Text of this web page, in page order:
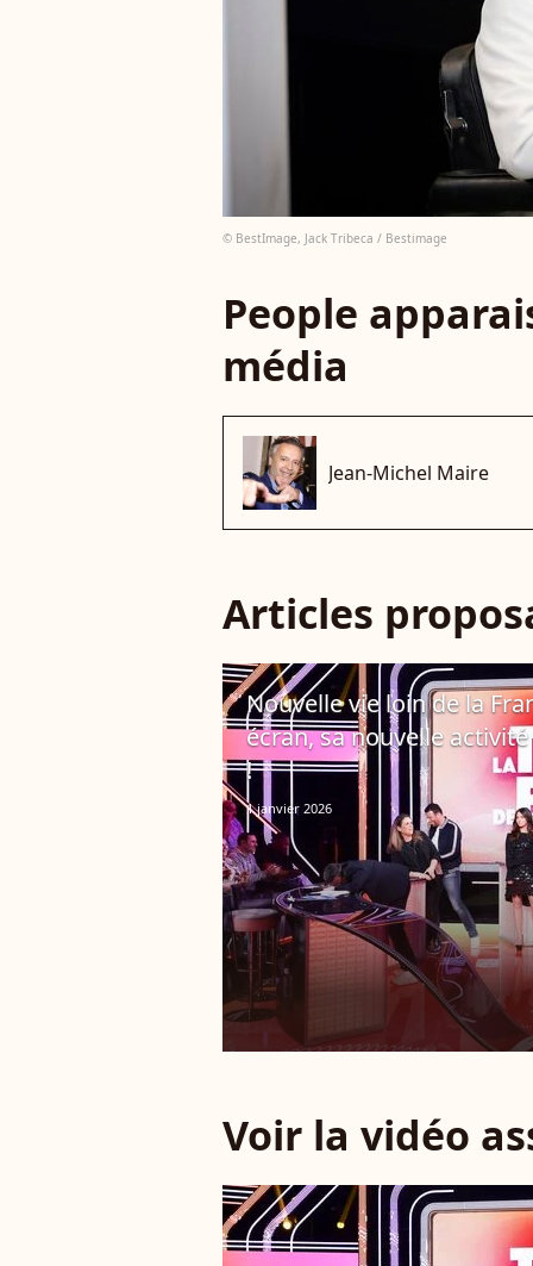
© BestImage, Jack Tribeca / Bestimage
People
média
Jean-Michel Maire
Articles
Nouvelle vie loin de la
écran, sa nouvelle
!
1 janvier 2026
Voir la vidéo